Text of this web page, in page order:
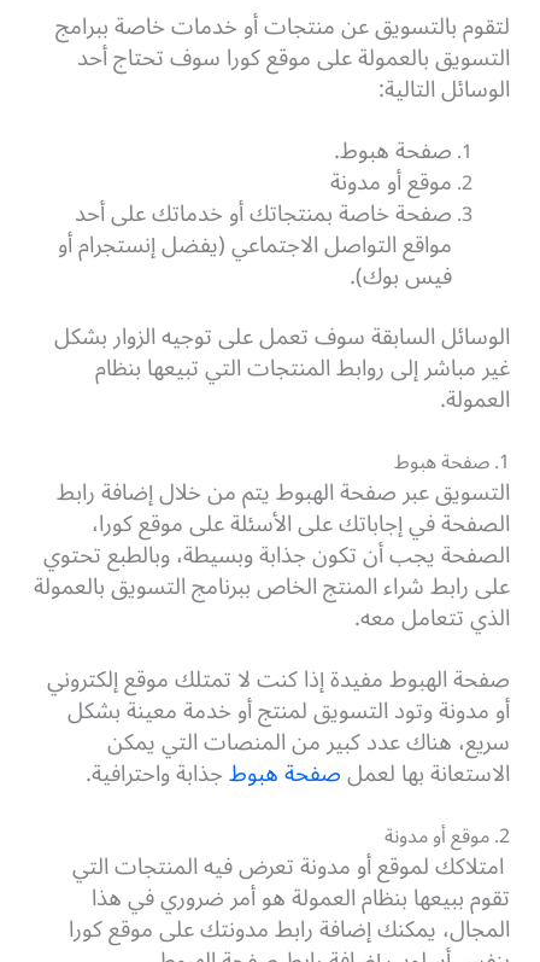
لتقوم بالتسويق عن منتجات أو خدمات خاصة ببرامج
التسويق بالعمولة على موقع كورا سوف تحتاج أحد
الوسائل التالية:
صفحة هبوط.
موقع أو مدونة
صفحة خاصة بمنتجاتك أو خدماتك على أحد
مواقع التواصل الاجتماعي (يفضل إنستجرام أو
فيس بوك).
الوسائل السابقة سوف تعمل على توجيه الزوار بشكل
غير مباشر إلى روابط المنتجات التي تبيعها بنظام
العمولة.
1. صفحة هبوط
التسويق عبر صفحة الهبوط يتم من خلال إضافة رابط
الصفحة في إجاباتك على الأسئلة على موقع كورا،
الصفحة يجب أن تكون جذابة وبسيطة، وبالطبع تحتوي
على رابط شراء المنتج الخاص ببرنامج التسويق بالعمولة
الذي تتعامل معه.
صفحة الهبوط مفيدة إذا كنت لا تمتلك موقع إلكتروني
أو مدونة وتود التسويق لمنتج أو خدمة معينة بشكل
سريع، هناك عدد كبير من المنصات التي يمكن
الاستعانة بها لعملصفحة هبوطجذابةواحترافية.
2. موقع أو مدونة
امتلاككلموقع أو مدونةتعرض فيه المنتجات التي
تقوم ببيعها بنظام العمولة هو أمر ضروري في هذا
المجال، يمكنك إضافة رابط مدونتك على موقع كورا